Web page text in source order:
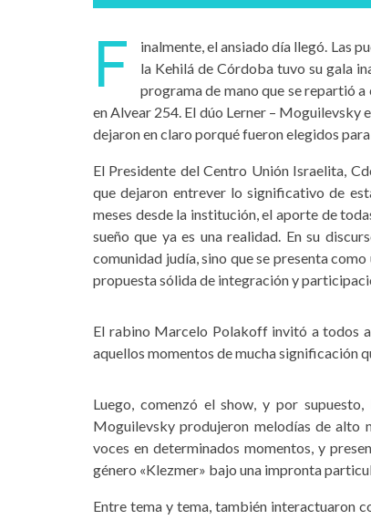
F
inalmente, el ansiado día llegó. Las
la Kehilá de Córdoba tuvo su gala
programa de mano que se repartió
en Alvear 254. El dúo Lerner – Moguilevsky
dejaron en claro porqué fueron elegidos
El Presidente del Centro Unión Israelita,
que dejaron entrever lo significativo de
meses desde la institución, el aporte de
sueño que ya es una realidad. En su
comunidad judía, sino que se presenta
propuesta sólida de integración y
El rabino Marcelo Polakoff invitó a todos a
aquellos momentos de mucha significación
Luego, comenzó el show, y por
Moguilevsky produjeron melodías de alto
voces en determinados momentos, y
género «Klezmer» bajo una impronta
Entre tema y tema, también interactuaron